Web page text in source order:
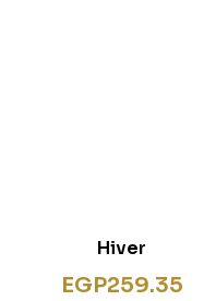
Hiver
EGP259.35